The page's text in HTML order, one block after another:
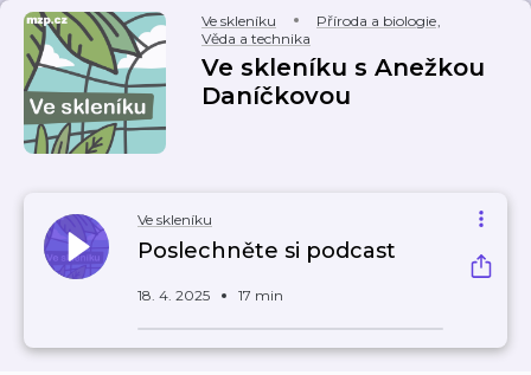
Ve skleníku Příroda a biologie,
Věda a technika
Ve skleníku s Anežkou
Daníčkovou
Ve skleníku
Poslechněte si podcast
18. 4. 2025 17 min